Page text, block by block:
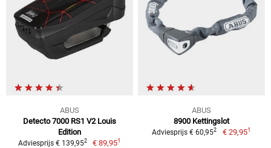
ABUS
Detecto 7000 RS1 V2 Louis
Edition
Adviesprijs € 139,952 € 89,951
ABUS
8900 Kettingslot
Adviesprijs € 60,952 € 29,951